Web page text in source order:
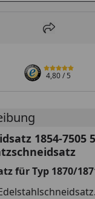
zur Wunschliste
Teilen
4,80/ 5
1854-7505
für Typ 1870/